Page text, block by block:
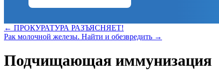
← ПРОКУРАТУРА РАЗЪЯСНЯЕТ!
Рак молочной железы. Найти и обезвредить →
Подчищающая иммунизация